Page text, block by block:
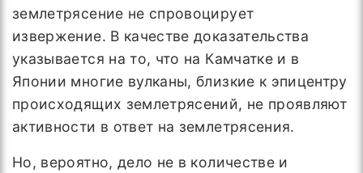
землетрясение не спровоцирует
извержение. В качестве доказательства
указывается на то, что на Камчатке и в
Японии многие вулканы, близкие к эпицентру
происходящих землетрясений, не проявляют
активности в ответ на землетрясения.
Но, вероятно, дело не в количестве и